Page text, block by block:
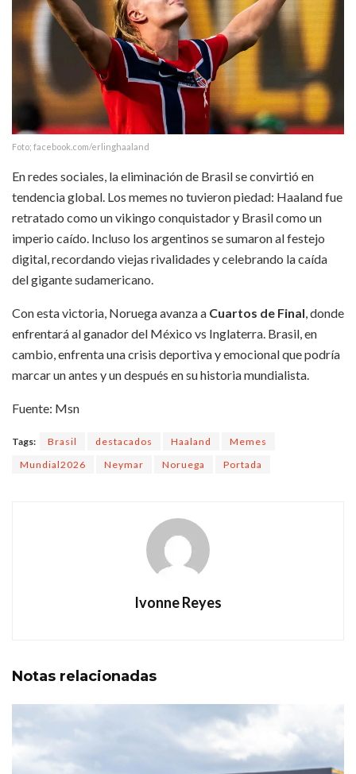
Foto; facebook.com/erlinghaaland
En redes sociales, la eliminación de Brasil se convirtió en
tendencia global. Los memes no tuvieron piedad: Haaland fue
retratado como un vikingo conquistador y Brasil como un
imperio caído. Incluso los argentinos se sumaron al festejo
digital, recordando viejas rivalidades y celebrando la caída
del gigante sudamericano.
Con esta victoria, Noruega avanza a Cuartos de Final, donde
enfrentará al ganador del México vs Inglaterra. Brasil, en
cambio, enfrenta una crisis deportiva y emocional que podría
marcar un antes y un después en su historia mundialista.
Fuente: Msn
Tags: Brasil destacados Haaland
Memes
Mundial2026
Neymar Noruega Portada
Ivonne Reyes
Notas relacionadas